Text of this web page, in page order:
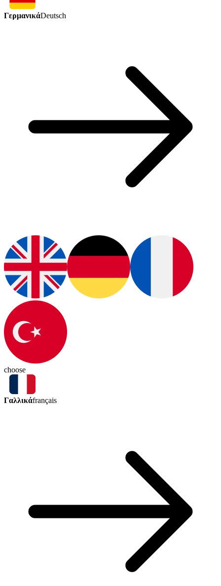
ΓερμανικάDeutsch
choose
Γαλλικάfrançais